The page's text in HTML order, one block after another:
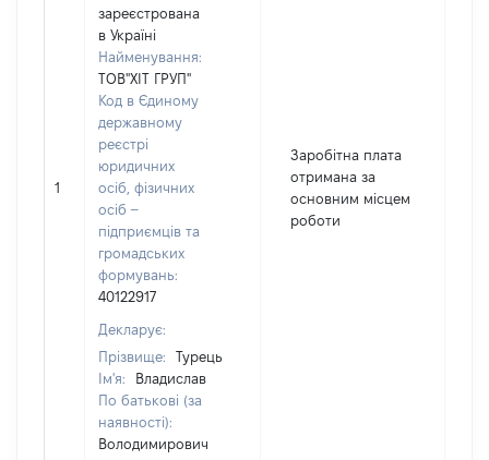
1
зареєстрована
в Україні
Найменування:
ТОВ"ХІТ ГРУП"
Код в Єдиному
державному
реєстрі
юридичних
осіб, фізичних
осіб –
підприємців та
громадських
формувань:
40122917
Декларує:
Прізвище:
Турець
Ім'я:
Владислав
По батькові (за
наявності):
Володимирович
Заробітна плата
отримана за
основним місцем
роботи